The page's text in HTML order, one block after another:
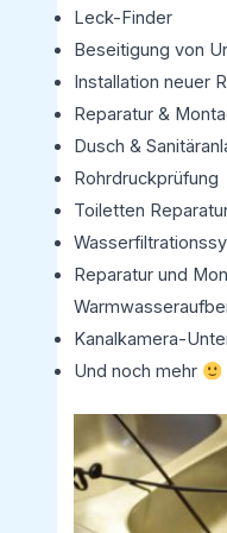
Leck-Finder
Beseitigung von
Installation neuer
Reparatur &
Dusch &
Rohrdruckprüfung
Toiletten
Reparatur und
Kanalkamera-
Und noch mehr